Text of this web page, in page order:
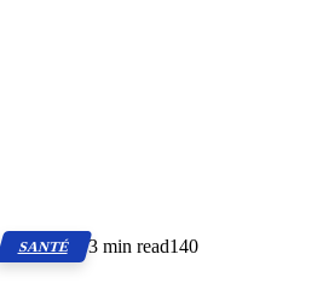
SANTÉ 3 min read140